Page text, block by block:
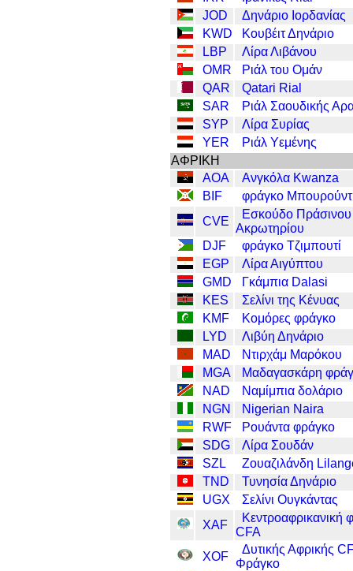
JOD
Δηνάριο Ιορδανίας
KWD
Κουβέιτ Δηνάριο
LBP
Λίρα Λιβάνου
OMR
Ριάλ του Ομάν
QAR
Qatari Rial
SAR
Ριάλ Σαουδικής
SYP
Λίρα Συρίας
YER
Ριάλ Υεμένης
ΑΦΡΙΚΗ
AOA
Ανγκόλα Kwanza
BIF
φράγκο
CVE
Εσκούδο Πράσινου
Ακρωτηρίου
DJF
φράγκο Τζιμπουτί
EGP
Λίρα Αιγύπτου
GMD
Γκάμπια Dalasi
KES
Σελίνι της Κένυας
KMF
Κομόρες φράγκο
LYD
Λιβύη Δηνάριο
MAD
Ντιρχάμ Μαρόκου
MGA
Μαδαγασκάρη
NAD
Ναμίμπια δολάριο
NGN
Nigerian Naira
RWF
Ρουάντα φράγκο
SDG
Λίρα Σουδάν
SZL
Ζουαζιλάνδη
TND
Τυνησία Δηνάριο
UGX
Σελίνι Ουγκάντας
XAF
Κεντροαφρικανική
CFA
XOF
Δυτικής Αφρικής
Φράγκο